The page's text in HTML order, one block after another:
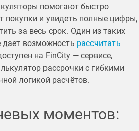
помогают быстро
покупки и увидеть полные цифры,
за весь срок. Один из таких
дает возможность рассчитать
на FinCity — сервисе,
рассрочки с гибкими
логикой расчётов.
моментов: